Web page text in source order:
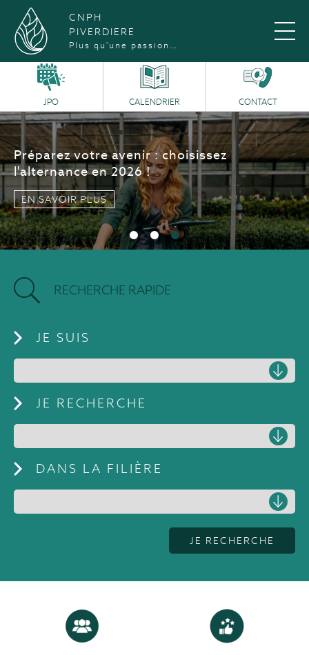
CNPH
PIVERDIERE
Plus qu'une passion…
JPO CALENDRIER CONTACT
Portes Ouvertes :Samedi 12 septembre
2026
EN SAVOIR PLUS
RECHERCHE RAPIDE
JE SUIS
JE RECHERCHE
DANS LA FILIÈRE